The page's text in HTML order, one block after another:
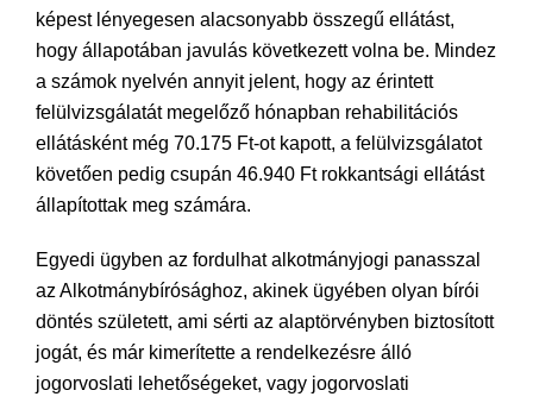
képest lényegesen alacsonyabb összegű ellátást,
hogy állapotában javulás következett volna be. Mindez
a számok nyelvén annyit jelent, hogy az érintett
felülvizsgálatát megelőző hónapban rehabilitációs
ellátásként még 70.175 Ft-ot kapott, a felülvizsgálatot
követően pedig csupán 46.940 Ft rokkantsági ellátást
állapítottak meg számára.
Egyedi ügyben az fordulhat alkotmányjogi panasszal
az Alkotmánybírósághoz, akinek ügyében olyan bírói
döntés született, ami sérti az alaptörvényben biztosított
jogát, és már kimerítette a rendelkezésre álló
jogorvoslati lehetőségeket, vagy jogorvoslati